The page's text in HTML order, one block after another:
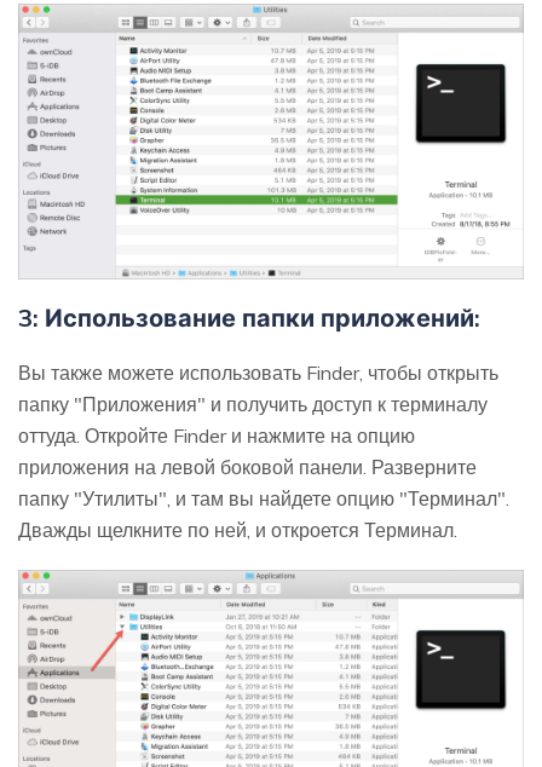
3: Использование папки приложений:
Вы также можете использовать Finder, чтобы открыть
папку "Приложения" и получить доступ к терминалу
оттуда. Откройте Finder и нажмите на опцию
приложения на левой боковой панели. Разверните
папку "Утилиты", и там вы найдете опцию "Терминал".
Дважды щелкните по ней, и откроется Терминал.